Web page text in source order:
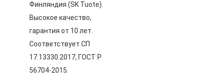
Финляндия (SK Tuote).
Высокое качество,
гарантия от 10 лет.
Соответствует СП
17.13330.2017, ГОСТ Р
56704-2015.